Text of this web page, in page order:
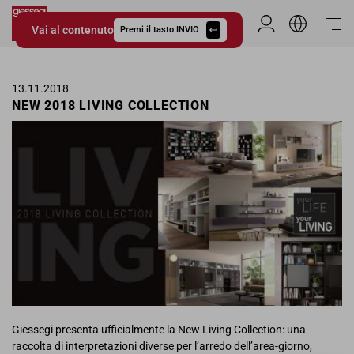
Vai al contenuto Premi il tasto INVIO
Giessegi.it
Area Riservata
13.11.2018
NEW 2018 LIVING COLLECTION
Giessegi presenta ufficialmente la New Living Collection: una
raccolta di interpretazioni diverse per l’arredo dell’area-giorno,